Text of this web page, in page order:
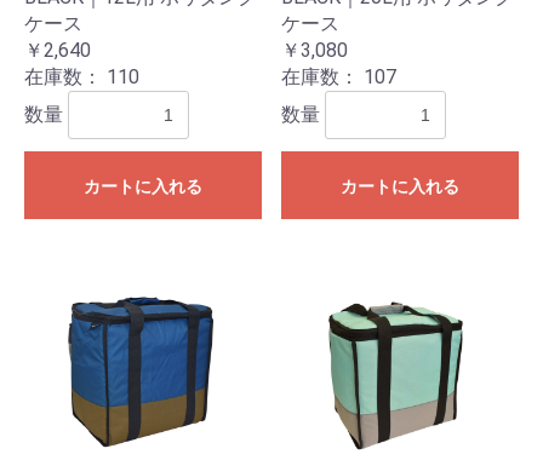
ケース
￥2,640
在庫数： 110
数量
カートに入れる
ケース
￥3,080
在庫数： 107
数量
カートに入れる
お買い物を続ける カートへ進む